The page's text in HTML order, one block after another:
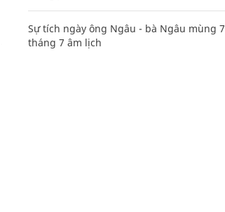
Sự tích ngày ông Ngâu - bà Ngâu mùng 7
tháng 7 âm lịch